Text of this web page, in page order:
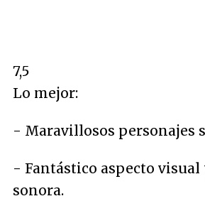
7,5
Lo mejor:
- Maravillosos personajes
- Fantástico aspecto visual
sonora.